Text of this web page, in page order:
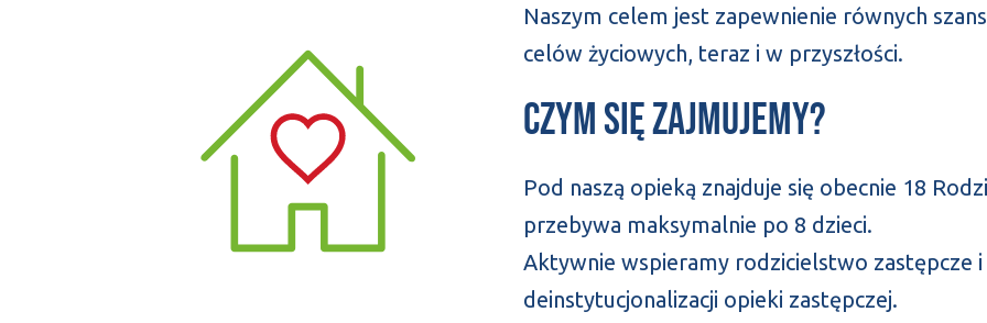
Naszym celem jest zapewnienie równych
celów życiowych, teraz i w przyszłości.
Czym się zajmujemy?
Pod naszą opieką znajduje się obecnie 18
przebywa maksymalnie po 8 dzieci.
Aktywnie wspieramy rodzicielstwo zastępcze
deinstytucjonalizacji opieki zastępczej.